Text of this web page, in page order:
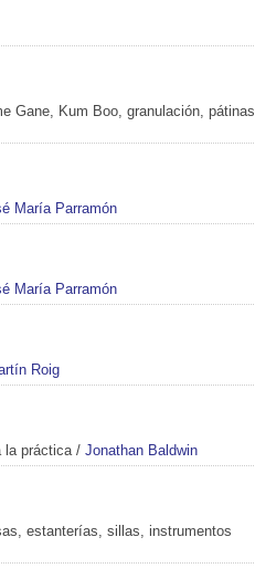
Gane, Kum Boo, granulación, pátinas
María Parramón
María Parramón
Roig
la práctica / Jonathan Baldwin
estanterías, sillas, instrumentos